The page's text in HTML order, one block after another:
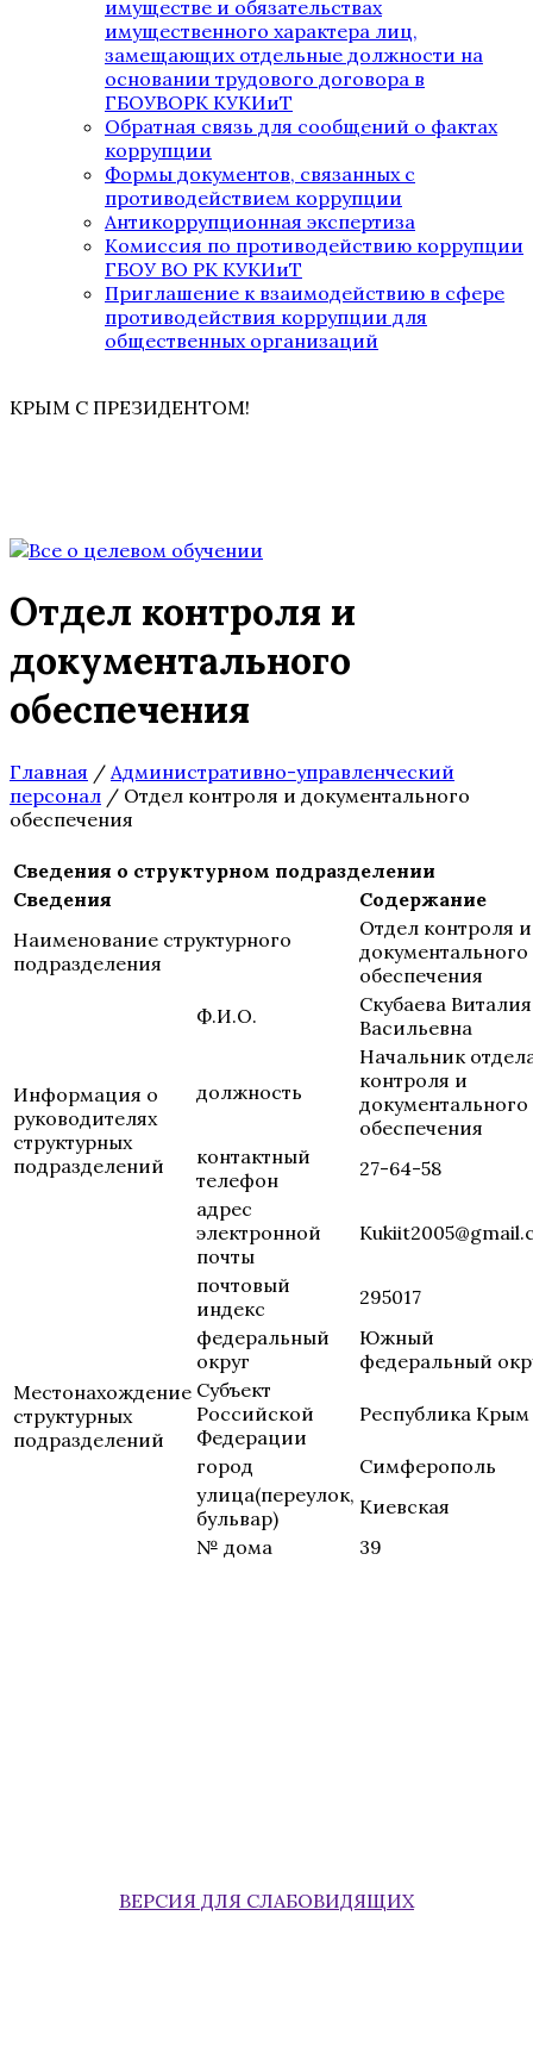
имуществе и обязательствах
имущественного характера лиц,
замещающих отдельные должности на
основании трудового договора в
ГБОУВОРК КУКИиТ
Обратная связь для сообщений о фактах
коррупции
Формы документов, связанных с
противодействием коррупции
Антикоррупционная экспертиза
Комиссия по противодействию коррупции
ГБОУ ВО РК КУКИиТ
Приглашение к взаимодействию в сфере
противодействия коррупции для
общественных организаций
КРЫМ С ПРЕЗИДЕНТОМ!
Отдел контроля и
документального
обеспечения
Главная / Административно-управленческий
персонал / Отдел контроля и документального
обеспечения
Сведения о структурном подразделении
Сведения
Содержание
Наименование структурного
подразделения
Отдел контроля и
документального
обеспечения
Информация о
руководителях
структурных
подразделений
Ф.И.О.
Скубаева Виталия
Васильевна
должность
Начальник
контроля и
документального
обеспечения
контактный
телефон
27-64-58
адрес
электронной
почты
Местонахождение
структурных
подразделений
почтовый
индекс
295017
федеральный
округ
Южный
федеральный
Субъект
Российской
Федерации
Республика Крым
город
Симферополь
улица(переулок,
бульвар)
Киевская
№ дома
39
ВЕРСИЯ ДЛЯ СЛАБОВИДЯЩИХ